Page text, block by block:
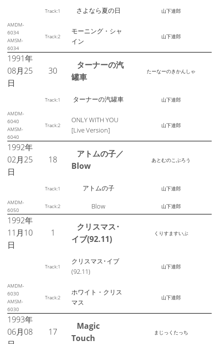
Track:1 さよなら夏の日 山下達郎
AMDM-
6034
AMSM-
6034
Track:2
モーニング・シャ
イン
山下達郎
1991年
08月25
日
30
ターナーの汽
罐車
たーなーのきかんしゃ
Track:1 ターナーの汽罐車 山下達郎
AMDM-
6040
AMSM-
6040
Track:2
ONLY WITH YOU
[Live Version]
山下達郎
1992年
02月25
日
18
アトムの子／
Blow
あとむのこぶろう
Track:1 アトムの子 山下達郎
AMDM-
6050
Track:2 Blow 山下達郎
1992年
11月10
日
1
クリスマス･
イブ(92.11)
くりすますいぶ
Track:1
クリスマス･イブ
(92.11)
山下達郎
AMDM-
6030
AMSM-
6030
Track:2
ホワイト・クリス
マス
山下達郎
1993年
06月08
17
Magic
Touch
まじっくたっち